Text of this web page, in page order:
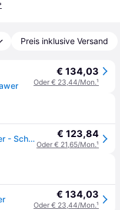
Preis inklusive Versand
€ 134,03
Oder € 23,44/Mon.¹
Safescan SD-4617S - Cash Drawer - Schwarz, Silber € 123,84
Oder € 21,65/Mon.¹
€ 134,03
Oder € 23,44/Mon.¹